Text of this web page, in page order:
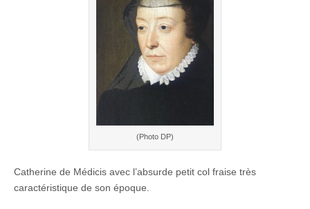
(Photo DP)
Catherine de Médicis avec l’absurde petit col fraise très
caractéristique de son époque.